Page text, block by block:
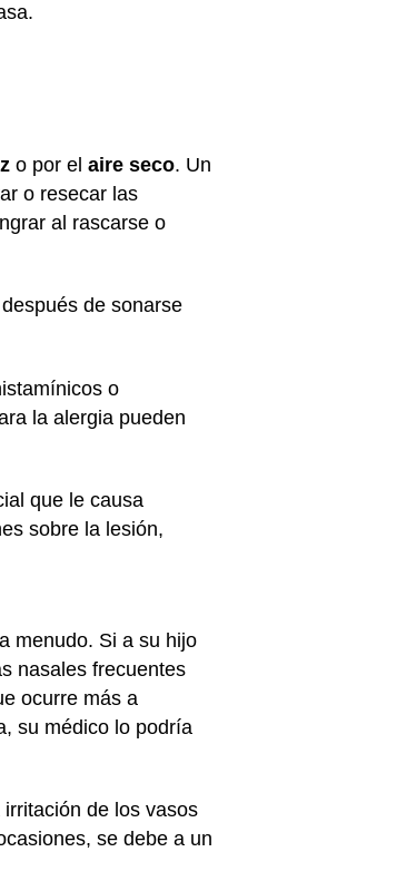
o por el aire seco. Un
o resecar las
al rascarse o
de sonarse
o
la alergia pueden
que le causa
sobre la lesión,
menudo. Si a su hijo
nasales frecuentes
ocurre más a
su médico lo podría
de los vasos
se debe a un